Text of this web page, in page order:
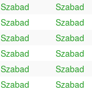
Szabad
Szabad
Szabad
Szabad
Szabad
Szabad
Szabad
Szabad
Szabad
Szabad
Szabad
Szabad